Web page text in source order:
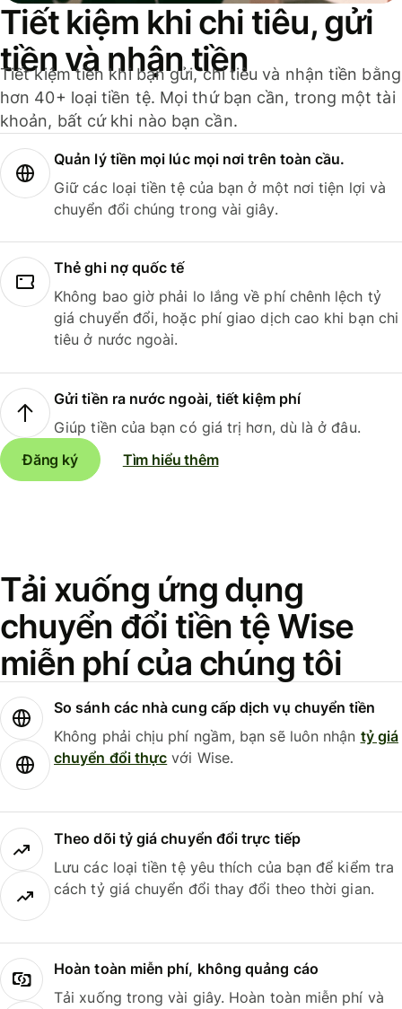
Tiết kiệm khi chi tiêu, gửi
tiền và nhận tiền
Tiết kiệm tiền khi bạn gửi, chi tiêu và nhận tiền bằng
hơn 40+ loại tiền tệ. Mọi thứ bạn cần, trong một tài
khoản, bất cứ khi nào bạn cần.
Quản lý tiền mọi lúc mọi nơi trên toàn cầu.
Giữ các loại tiền tệ của bạn ở một nơi tiện lợi và
chuyển đổi chúng trong vài giây.
Thẻ ghi nợ quốc tế
Không bao giờ phải lo lắng về phí chênh lệch tỷ
giá chuyển đổi, hoặc phí giao dịch cao khi bạn chi
tiêu ở nước ngoài.
Gửi tiền ra nước ngoài, tiết kiệm phí
Giúp tiền của bạn có giá trị hơn, dù là ở đâu.
Đăng ký
Tìm hiểu thêm
Tải xuống ứng dụng
chuyển đổi tiền tệ Wise
miễn phí của chúng tôi
So sánh các nhà cung cấp dịch vụ chuyển tiền
Không phải chịu phí ngầm, bạn sẽ luôn nhận tỷ giá
chuyển đổi thực với Wise.
Theo dõi tỷ giá chuyển đổi trực tiếp
Lưu các loại tiền tệ yêu thích của bạn để kiểm tra
cách tỷ giá chuyển đổi thay đổi theo thời gian.
Hoàn toàn miễn phí, không quảng cáo
Tải xuống trong vài giây. Hoàn toàn miễn phí và